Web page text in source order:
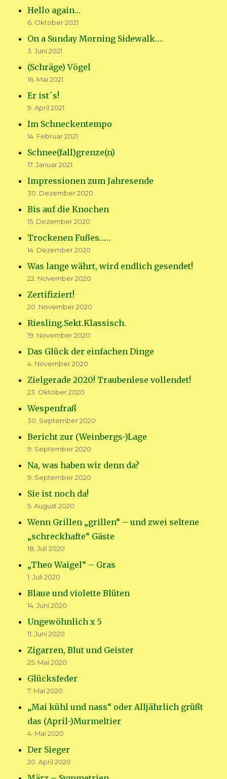
Hello again…
6. Oktober 2021
On a Sunday Morning Sidewalk….
3. Juni 2021
(Schräge) Vögel
16. Mai 2021
Er ist´s!
9. April 2021
Im Schneckentempo
14. Februar 2021
Schnee(fall)grenze(n)
17. Januar 2021
Impressionen zum Jahresende
30. Dezember 2020
Bis auf die Knochen
15. Dezember 2020
Trockenen Fußes……
14. Dezember 2020
Was lange währt, wird endlich gesendet!
22. November 2020
Zertifiziert!
20. November 2020
Riesling.Sekt.Klassisch.
19. November 2020
Das Glück der einfachen Dinge
4. November 2020
Zielgerade 2020! Traubenlese vollendet!
23. Oktober 2020
Wespenfraß
30. September 2020
Bericht zur (Weinbergs-)Lage
9. September 2020
Na, was haben wir denn da?
9. September 2020
Sie ist noch da!
5. August 2020
Wenn Grillen „grillen“ – und zwei seltene
„schreckhafte“ Gäste
18. Juli 2020
„Theo Waigel“ – Gras
1. Juli 2020
Blaue und violette Blüten
14. Juni 2020
Ungewöhnlich x 5
11. Juni 2020
Zigarren, Blut und Geister
25. Mai 2020
Glücksfeder
7. Mai 2020
„Mai kühl und nass“ oder Alljährlich grüßt
das (April-)Murmeltier
4. Mai 2020
Der Sieger
20. April 2020